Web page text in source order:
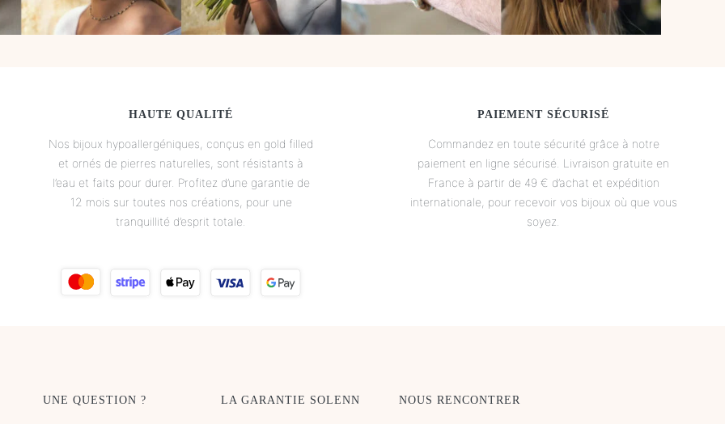
HAUTE QUALITÉ
Nos bijoux hypoallergéniques, conçus en gold filled
et ornés de pierres naturelles, sont résistants à
l’eau et faits pour durer. Profitez d’une garantie de
12 mois sur toutes nos créations, pour une
tranquillité d’esprit totale.
PAIEMENT SÉCURISÉ
Commandez en toute sécurité grâce à notre
paiement en ligne sécurisé. Livraison gratuite en
France à partir de 49 € d’achat et expédition
internationale, pour recevoir vos bijoux où que vous
soyez.
UNE QUESTION ? LA GARANTIE SOLENN NOUS RENCONTRER